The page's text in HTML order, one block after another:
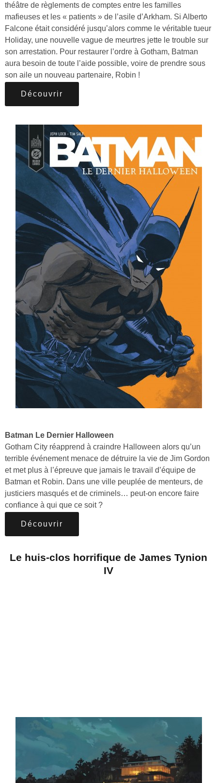
théâtre de règlements de comptes entre les familles
mafieuses et les « patients » de l’asile d’Arkham. Si Alberto
Falcone était considéré jusqu’alors comme le véritable tueur
Holiday, une nouvelle vague de meurtres jette le trouble sur
son arrestation. Pour restaurer l’ordre à Gotham, Batman
aura besoin de toute l’aide possible, voire de prendre sous
son aile un nouveau partenaire, Robin !
Découvrir
Batman Le Dernier Halloween
Gotham City réapprend à craindre Halloween alors qu’un
terrible événement menace de détruire la vie de Jim Gordon
et met plus à l’épreuve que jamais le travail d’équipe de
Batman et Robin. Dans une ville peuplée de menteurs, de
justiciers masqués et de criminels… peut-on encore faire
confiance à qui que ce soit ?
Découvrir
Le huis-clos horrifique de James Tynion
IV